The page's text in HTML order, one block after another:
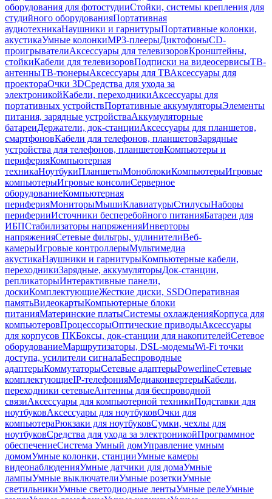
оборудования для фотостудииСтойки, системы крепления для
студийного оборудованияПортативная
аудиотехникаНаушники и гарнитурыПортативные колонки,
акустикаУмные колонкиMP3-плеерыДиктофоныCD-
проигрывателиАксессуары для телевизоровКронштейны,
стойкиКабели для телевизоровПодписки на видеосервисыТВ-
антенныТВ-тюнерыАксессуары для ТВАксессуары для
проектораОчки 3DСредства для ухода за
электроникойКабели, переходникиАксессуары для
портативных устройствПортативные аккумуляторыЭлементы
питания, зарядные устройстваАккумуляторные
батареиДержатели, док-станцииАксессуары для планшетов,
смартфоновКабели для телефонов, планшетовЗарядные
устройства для телефонов, планшетовКомпьютеры и
периферияКомпьютерная
техникаНоутбукиПланшетыМоноблокиКомпьютерыИгровые
компьютерыИгровые консолиСерверное
оборудованиеКомпьютерная
периферияМониторыМышиКлавиатурыСтилусыНаборы
периферииИсточники бесперебойного питанияБатареи для
ИБПСтабилизаторы напряженияИнверторы
напряженияСетевые фильтры, удлинителиВеб-
камерыИгровые контроллерыМультимедиа
акустикаНаушники и гарнитурыКомпьютерные кабели,
переходникиЗарядные, аккумуляторыДок-станции,
репликаторыИнтерактивные панели,
доскиКомплектующиеЖесткие диски, SSDОперативная
памятьВидеокартыКомпьютерные блоки
питанияМатеринские платыСистемы охлажденияКорпуса для
компьютеровПроцессорыОптические приводыАксессуары
для корпусов ПКБоксы, док-станции для накопителейСетевое
оборудованиеМаршрутизаторы, DSL-модемыWi-Fi точки
доступа, усилители сигналаБеспроводные
адаптерыКоммутаторыСетевые адаптерыPowerlineСетевые
комплектующиеIP-телефонияМедиаконвертерыКабели,
переходники сетевыеАнтенны для беспроводной
связиАксессуары для компьютерной техникиПодставки для
ноутбуковАксессуары для ноутбуковОчки для
компьютераРюкзаки для ноутбуковСумки, чехлы для
ноутбуковСредства для ухода за электроникойПрограммное
обеспечениеСистема Умный домУправление умным
домомУмные колонки, станцииУмные камеры
видеонаблюденияУмные датчики для домаУмные
лампыУмные выключателиУмные розеткиУмные
светильникиУмные светодиодные лентыУмные релеУмные